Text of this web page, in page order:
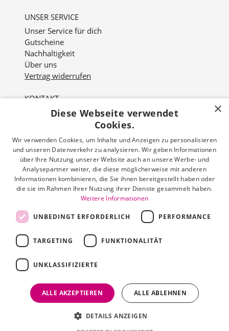
UNSER SERVICE
Unser Service für dich
Gutscheine
Nachhaltigkeit
Über uns
Vertrag widerrufen
KONTAKT
Nordviver 2
Öffnungszeiten:
Mo - Fr: 10:00 - 18:00 Uhr
Sa: 10:00 - 16:00 Uhr
Tel: 04161 512 251
Zahlungsarten
FacebookInstagram
Shop erstellt mit
VersaCommerce.
×
Diese Webseite verwendet
Cookies.
Wir verwenden Cookies, um Inhalte und Anzeigen zu personalisieren
und unseren Datenverkehr zu analysieren. Wir geben Informationen
über Ihre Nutzung unserer Website auch an unsere Werbe- und
Analysepartner weiter, die diese möglicherweise mit anderen
Informationen kombinieren, die Sie ihnen bereitgestellt haben oder
die sie im Rahmen Ihrer Nutzung ihrer Dienste gesammelt haben.
Weitere Informationen
UNBEDINGT ERFORDERLICH PERFORMANCE
TARGETING FUNKTIONALITÄT
UNKLASSIFIZIERTE
ALLE AKZEPTIEREN ALLE ABLEHNEN
DETAILS ANZEIGEN